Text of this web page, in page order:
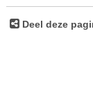
Deel deze